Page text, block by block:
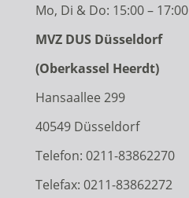
Mo, Di & Do: 15:00 – 17:00
MVZ DUS Düsseldorf
(Oberkassel Heerdt)
Hansaallee 299
40549 Düsseldorf
Telefon: 0211-83862270
Telefax: 0211-83862272